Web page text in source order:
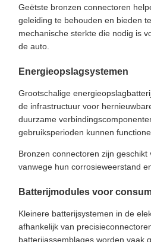
Geëtste bronzen connectoren
geleiding te behouden en bieden
mechanische sterkte die nodig is
de auto.
Energieopslagsystemen
Grootschalige
de infrastructuur voor
duurzame
gebruiksperioden kunnen
Bronzen connectoren zijn geschikt
vanwege hun corrosieweerstand
Batterijmodules voor
Kleinere batterijsystemen in de
afhankelijk van
batterijassemblages worden vaak